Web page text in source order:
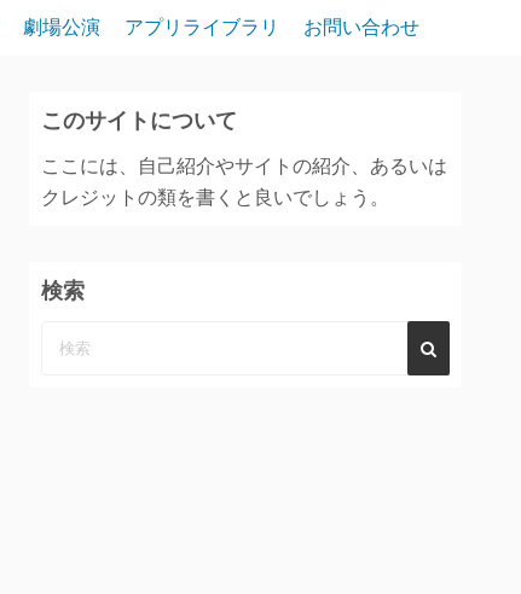
劇場公演 アプリライブラリ お問い合わせ
このサイトについて
ここには、自己紹介やサイトの紹介、あるいは
クレジットの類を書くと良いでしょう。
検索